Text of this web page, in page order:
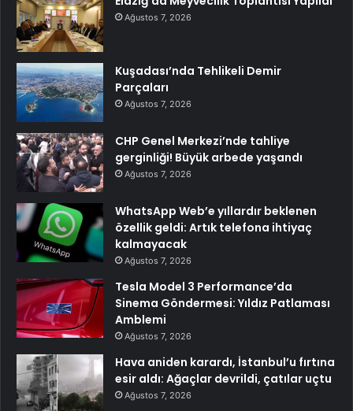
Ağustos 7, 2026
Kuşadası’nda Tehlikeli Demir
Parçaları
Ağustos 7, 2026
CHP Genel Merkezi’nde tahliye
gerginliği! Büyük arbede yaşandı
Ağustos 7, 2026
WhatsApp Web’e yıllardır beklenen
özellik geldi: Artık telefona ihtiyaç
kalmayacak
Ağustos 7, 2026
Tesla Model 3 Performance’da
Sinema Göndermesi: Yıldız Patlaması
Amblemi
Ağustos 7, 2026
Hava aniden karardı, İstanbul’u fırtına
esir aldı: Ağaçlar devrildi, çatılar uçtu
Ağustos 7, 2026